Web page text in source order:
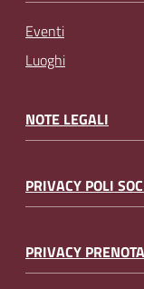
Eventi
Luoghi
NOTE LEGALI
PRIVACY POLI
PRIVACY